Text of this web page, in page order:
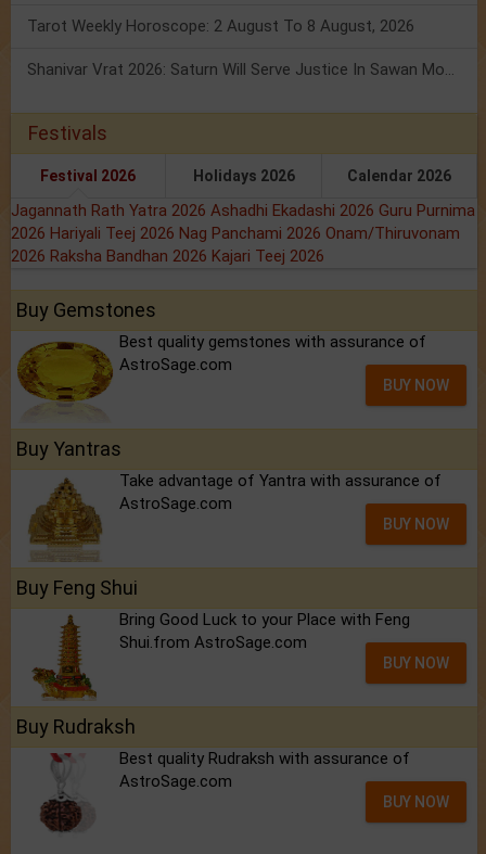
Tarot Weekly Horoscope: 2 August To 8 August, 2026
Shanivar Vrat 2026: Saturn Will Serve Justice In Sawan Month!
Festivals
Festival 2026 Holidays 2026 Calendar 2026
Jagannath Rath Yatra 2026 Ashadhi Ekadashi 2026 Guru Purnima
2026 Hariyali Teej 2026 Nag Panchami 2026 Onam/Thiruvonam
2026 Raksha Bandhan 2026 Kajari Teej 2026
Buy Gemstones
Best quality gemstones with assurance of
AstroSage.com
BUY NOW
Buy Yantras
Take advantage of Yantra with assurance of
AstroSage.com
BUY NOW
Buy Feng Shui
Bring Good Luck to your Place with Feng
Shui.from AstroSage.com
BUY NOW
Buy Rudraksh
Best quality Rudraksh with assurance of
AstroSage.com
BUY NOW